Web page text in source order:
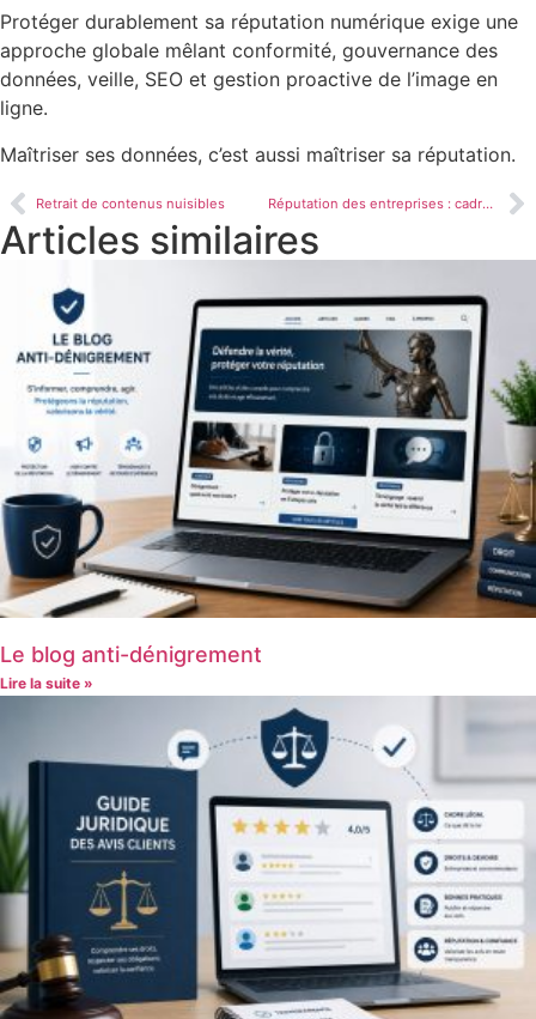
Protéger durablement sa réputation numérique exige une
approche globale mêlant conformité, gouvernance des
données, veille, SEO et gestion proactive de l’image en
ligne.
Maîtriser ses données, c’est aussi maîtriser sa réputation.
Retrait de contenus nuisibles Réputation des entreprises : cadre légal
Articles similaires
Le blog anti-dénigrement
Lire la suite »